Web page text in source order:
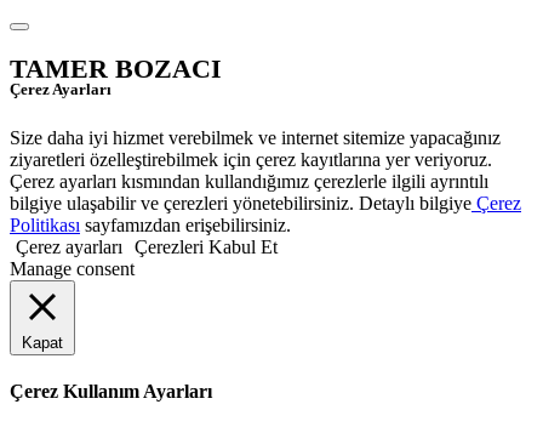
TAMER BOZACI
Çerez Ayarları
Size daha iyi hizmet verebilmek ve internet sitemize yapacağınız
ziyaretleri özelleştirebilmek için çerez kayıtlarına yer veriyoruz.
Çerez ayarları kısmından kullandığımız çerezlerle ilgili ayrıntılı
bilgiye ulaşabilir ve çerezleri yönetebilirsiniz. Detaylı bilgiye Çerez
Politikası sayfamızdan erişebilirsiniz.
Çerez ayarları
Çerezleri Kabul Et
Manage consent
Kapat
Çerez Kullanım Ayarları